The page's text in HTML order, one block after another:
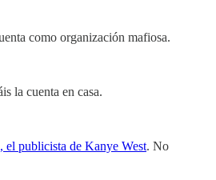
como organización mafiosa.
la cuenta en casa.
el publicista de Kanye West. No